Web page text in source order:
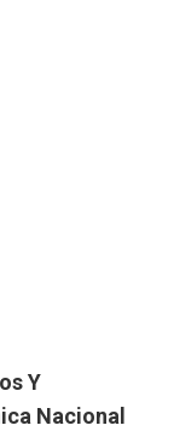
Y
Nacional